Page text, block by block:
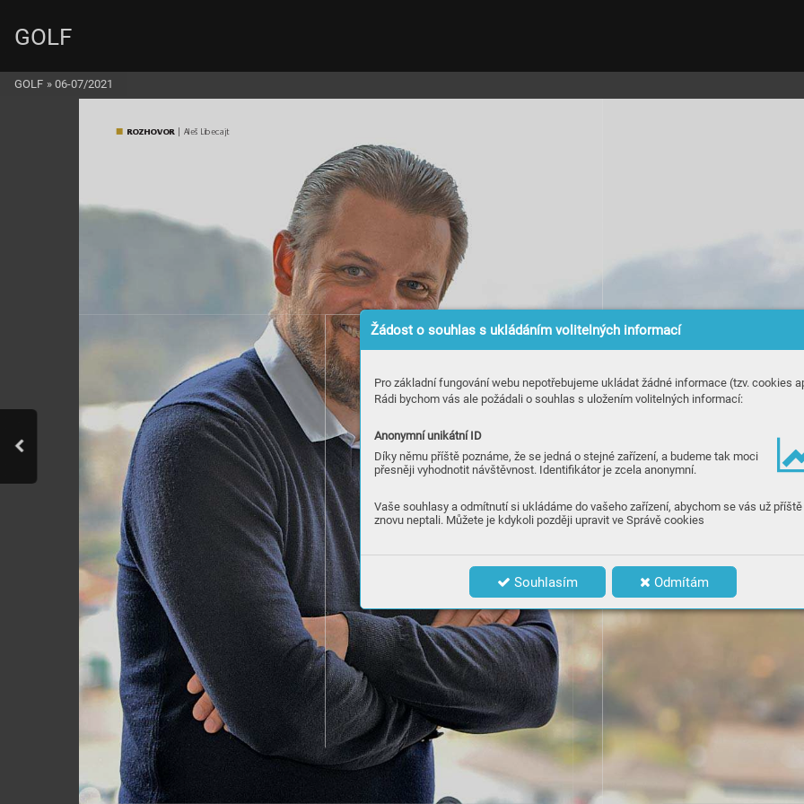
Žádost o souhlas s ukládáním volitelných informací
Pro základní fungování webu nepotřebujeme ukládat žádné informace (tzv. cookies
Rádi bychom vás ale požádali o souhlas s uložením volitelných informací:
Anonymní unikátní ID
Díky němu příště poznáme, že se jedná o stejné zařízení, a budeme tak moci
přesněji vyhodnotit návštěvnost. Identifikátor je zcela anonymní.
Vaše souhlasy a odmítnutí si ukládáme do vašeho zařízení, abychom se vás už příště
znovu neptali. Můžete je kdykoli později upravit ve Správě cookies
Souhlasím Odmítám
ROZHOVOR | Aleš Libecajt
GOLF
GOLF » 06-07/2021